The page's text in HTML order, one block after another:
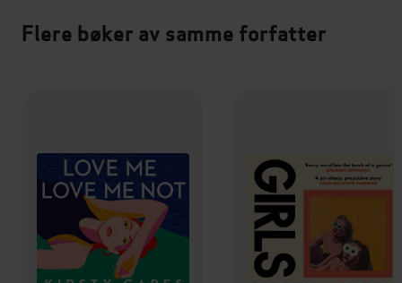
Flere bøker av samme forfatter